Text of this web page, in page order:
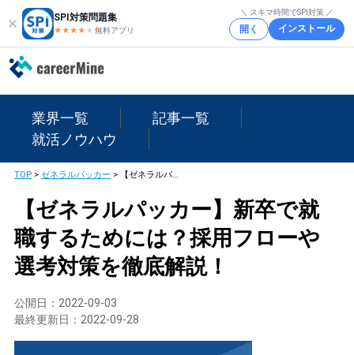
SPI対策問題集
★★★★ ★★
無料アプリ
＼ スキマ時間でSPI対策 ／
開く インストール
業界一覧
記事一覧
就活ノウハウ
TOP> ゼネラルパッカー > 【ゼネラルパッカー】新卒で就職するためには？採用フローや選考対策を徹底解説！
【ゼネラルパッカー】新卒で就
職するためには？採用フローや
選考対策を徹底解説！
公開日： 2022-09-03
最終更新日： 2022-09-28